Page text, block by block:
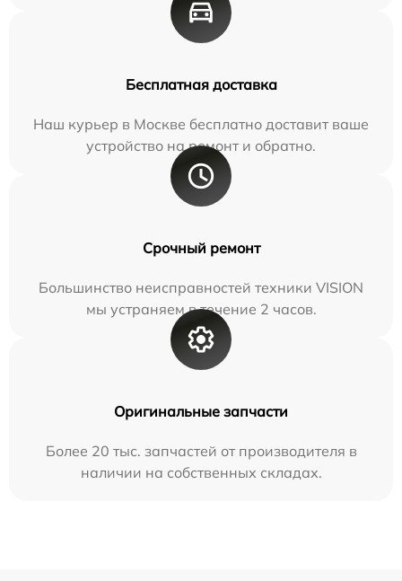
Бесплатная доставка
Наш курьер в Москве бесплатно доставит ваше
устройство на ремонт и обратно.
Срочный ремонт
Большинство неисправностей техники VISION
мы устраняем в течение 2 часов.
Оригинальные запчасти
Более 20 тыс. запчастей от производителя в
наличии на собственных складах.